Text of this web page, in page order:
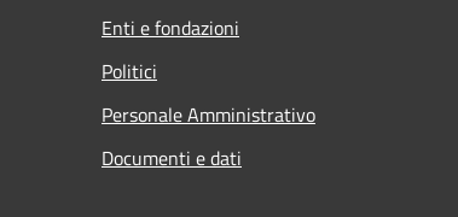
Enti e fondazioni
Politici
Personale Amministrativo
Documenti e dati